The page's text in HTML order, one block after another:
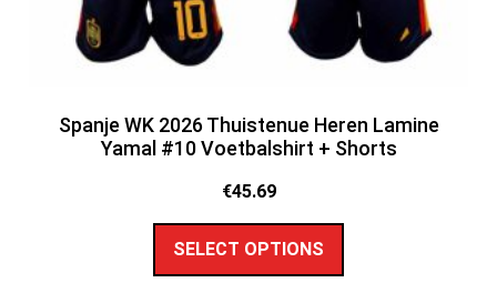
Spanje WK 2026 Thuistenue Heren Lamine
Yamal #10 Voetbalshirt + Shorts
€45.69
SELECT OPTIONS